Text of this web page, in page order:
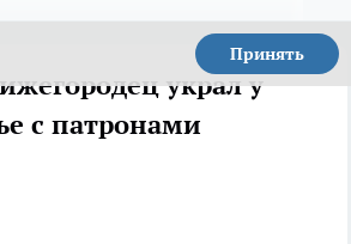
Принять
украл у
с патронами